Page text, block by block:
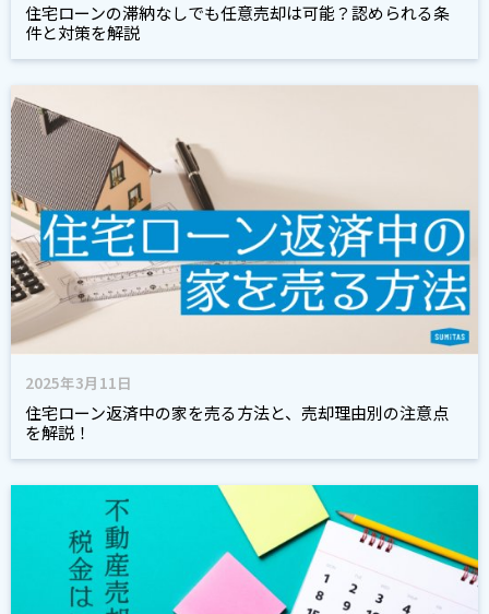
住宅ローンの滞納なしでも任意売却は可能？認められる条
件と対策を解説
2025年3月11日
住宅ローン返済中の家を売る方法と、売却理由別の注意点
を解説！